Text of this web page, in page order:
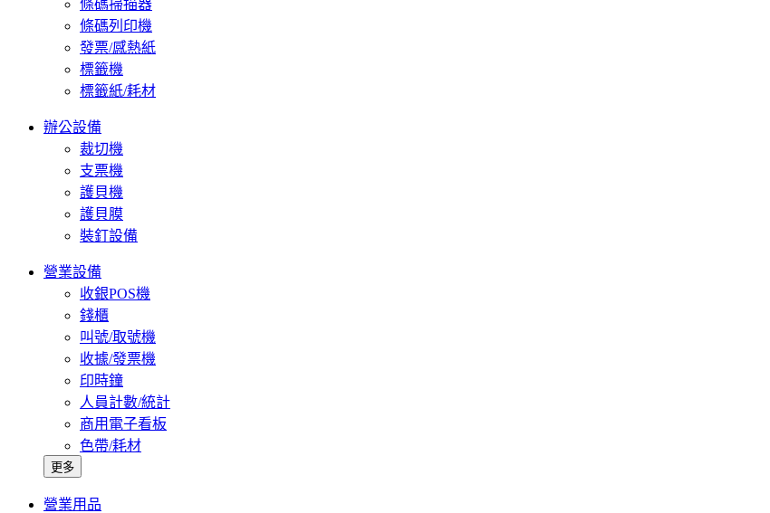
條碼掃描器
條碼列印機
發票/感熱紙
標籤機
標籤紙/耗材
辦公設備
裁切機
支票機
護貝機
護貝膜
裝釘設備
營業設備
收銀POS機
錢櫃
叫號/取號機
收據/發票機
印時鐘
人員計數/統計
商用電子看板
色帶/耗材
更多
營業用品